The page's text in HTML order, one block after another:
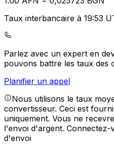
Taux interbancaire à 19:53
Parlez avec un expert en
pouvons battre les taux des
Planifier un appel
Nous utilisons le taux
convertisseur. Ceci est
uniquement. Vous ne
l'envoi d'argent. Connectez-
d'envoi